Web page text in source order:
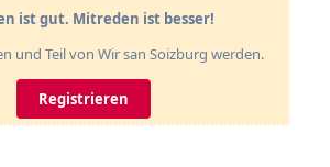
ist gut. Mitreden ist besser!
und Teil von Wir san Soizburg werden.
Registrieren